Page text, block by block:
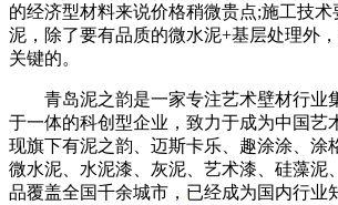
的经济型材料来说价格稍微贵点;施工技
泥，除了要有品质的微水泥+基层处理外
关键的。
青岛泥之韵是一家专注艺术壁材行业
于一体的科创型企业，致力于成为中国艺
现旗下有泥之韵、迈斯卡乐、趣涂涂、涂
微水泥、水泥漆、灰泥、艺术漆、硅藻泥
品覆盖全国千余城市，已经成为国内行业